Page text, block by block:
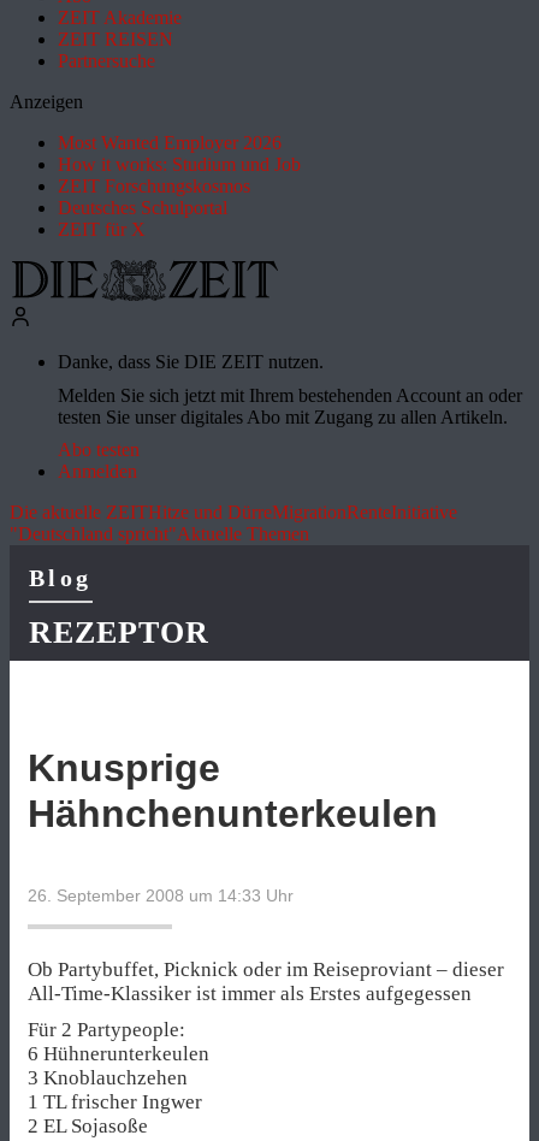
ZEIT Akademie
ZEIT REISEN
Partnersuche
Anzeigen
Most Wanted Employer 2026
How it works: Studium und Job
ZEIT Forschungskosmos
Deutsches Schulportal
ZEIT für X
Danke, dass Sie DIE ZEIT nutzen.
Melden Sie sich jetzt mit Ihrem bestehenden Account an oder
testen Sie unser digitales Abo mit Zugang zu allen Artikeln.
Abo testen
Anmelden
Die aktuelle ZEITHitze und DürreMigrationRenteInitiative
"Deutschland spricht"Aktuelle Themen
Blog
REZEPTOR
Knusprige
Hähnchenunterkeulen
26. September 2008 um 14:33 Uhr
Ob Partybuffet, Picknick oder im Reiseproviant – dieser
All-Time-Klassiker ist immer als Erstes aufgegessen
Für 2 Partypeople:
6 Hühnerunterkeulen
3 Knoblauchzehen
1 TL frischer Ingwer
2 EL Sojasoße